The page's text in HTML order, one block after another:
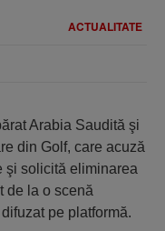
ACTUALITATE
Arabia Saudită şi
din Golf, care acuză
şi solicită eliminarea
de la o scenă
pe platformă.